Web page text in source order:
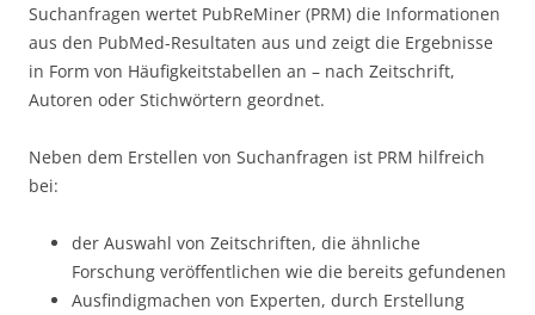
Suchanfragen wertet PubReMiner (PRM) die Informationen
aus den PubMed-Resultaten aus und zeigt die Ergebnisse
in Form von Häufigkeitstabellen an – nach Zeitschrift,
Autoren oder Stichwörtern geordnet.
Neben dem Erstellen von Suchanfragen ist PRM hilfreich
bei:
der Auswahl von Zeitschriften, die ähnliche
Forschung veröffentlichen wie die bereits gefundenen
Ausfindigmachen von Experten, durch Erstellung